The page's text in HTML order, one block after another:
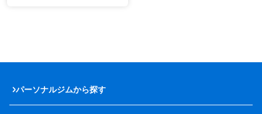
パーソナルジムから探す